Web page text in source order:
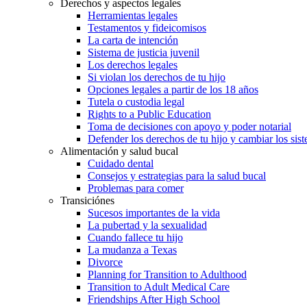
Derechos y aspectos legales
Herramientas legales
Testamentos y fideicomisos
La carta de intención
Sistema de justicia juvenil
Los derechos legales
Si violan los derechos de tu hijo
Opciones legales a partir de los 18 años
Tutela o custodia legal
Rights to a Public Education
Toma de decisiones con apoyo y poder notarial
Defender los derechos de tu hijo y cambiar los
Alimentación y salud bucal
Cuidado dental
Consejos y estrategias para la salud bucal
Problemas para comer
Transiciónes
Sucesos importantes de la vida
La pubertad y la sexualidad
Cuando fallece tu hijo
La mudanza a Texas
Divorce
Planning for Transition to Adulthood
Transition to Adult Medical Care
Friendships After High School